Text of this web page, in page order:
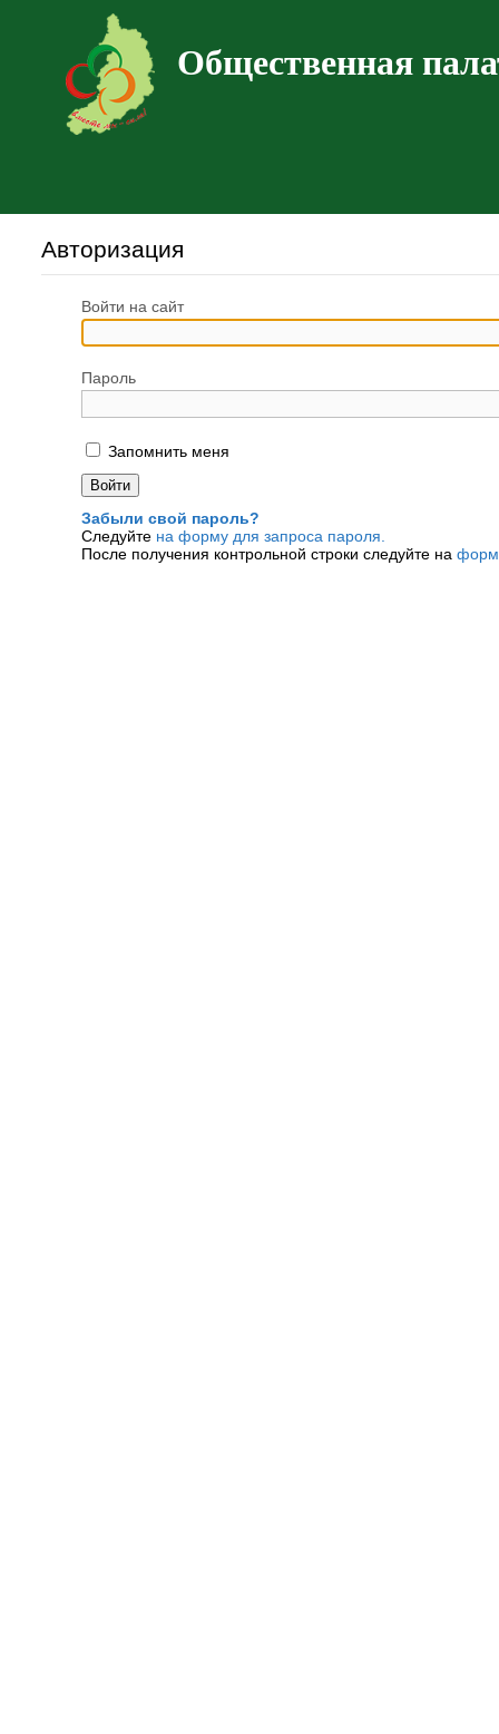
Общественная
Авторизация
Войти на сайт
Пароль
Запомнить меня
Забыли свой пароль?
Следуйте на форму для запроса пароля.
После получения контрольной строки следуйте на